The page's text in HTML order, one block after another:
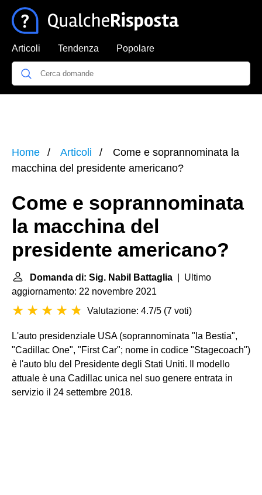
Articoli Tendenza Popolare
Home Articoli
Come e soprannominata la
macchina del presidente americano?
Come e soprannominata
la macchina del
presidente americano?
Domanda di: Sig. Nabil Battaglia | Ultimo
aggiornamento: 22 novembre 2021
Valutazione: 4.7/5 (7 voti)
L'auto presidenziale USA (soprannominata "la Bestia",
"Cadillac One", "First Car"; nome in codice "Stagecoach")
è l'auto blu del Presidente degli Stati Uniti. Il modello
attuale è una Cadillac unica nel suo genere entrata in
servizio il 24 settembre 2018.